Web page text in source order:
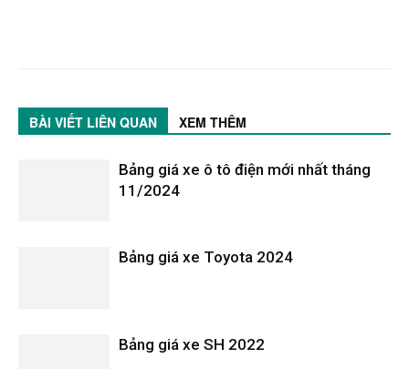
BÀI VIẾT LIÊN QUAN XEM THÊM
Bảng giá xe ô tô điện mới nhất tháng
11/2024
Bảng giá xe Toyota 2024
Bảng giá xe SH 2022